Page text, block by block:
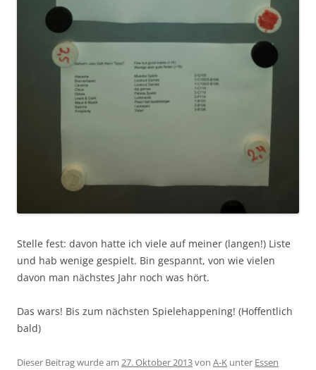
Stelle fest: davon hatte ich viele auf meiner (langen!) Liste
und hab wenige gespielt. Bin gespannt, von wie vielen
davon man nächstes Jahr noch was hört.
Das wars! Bis zum nächsten Spielehappening! (Hoffentlich
bald)
Dieser Beitrag wurde am 27. Oktober 2013von A-K unter Essen